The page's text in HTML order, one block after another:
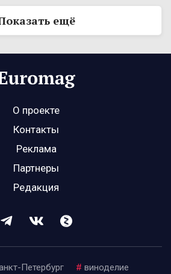
ещё
О проекте
Контакты
Реклама
Партнеры
Редакция
Петербург # виноделие